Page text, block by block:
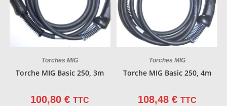
Torches MIG
Torche MIG Basic 250, 3m
100,80€ TTC
Torches MIG
Torche MIG Basic 250, 4m
108,48 € TTC